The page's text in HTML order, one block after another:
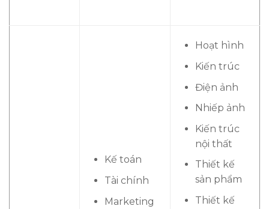
Kế toán
Tài chính
Marketing
Hoạt hình
Kiến trúc
Điện ảnh
Nhiếp ảnh
Kiến trúc
nội thất
Thiết kế
sản phẩm
Thiết kế